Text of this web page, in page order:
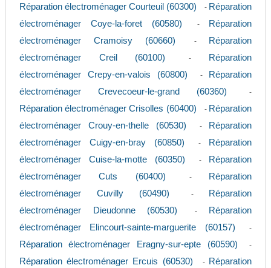
Réparation électroménager Courteuil (60300) - Réparation
électroménager Coye-la-foret (60580)
-
Réparation
électroménager Cramoisy (60660)
-
Réparation
électroménager Creil (60100)
-
Réparation
électroménager Crepy-en-valois (60800)
-
Réparation
électroménager Crevecoeur-le-grand (60360)
-
Réparation électroménager Crisolles (60400) - Réparation
électroménager Crouy-en-thelle (60530)
-
Réparation
électroménager Cuigy-en-bray (60850)
-
Réparation
électroménager Cuise-la-motte (60350)
-
Réparation
électroménager Cuts (60400)
-
Réparation
électroménager Cuvilly (60490)
-
Réparation
électroménager Dieudonne (60530)
-
Réparation
électroménager Elincourt-sainte-marguerite (60157)
-
Réparation électroménager Eragny-sur-epte (60590) -
Réparation électroménager Ercuis (60530) - Réparation